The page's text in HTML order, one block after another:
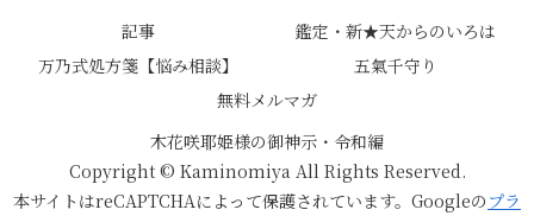
記事
鑑定・新★天からのいろは
万乃式処方箋【悩み相談】
五氣千守り
無料メルマガ
木花咲耶姫様の御神示・令和編
Copyright © Kaminomiya All Rights Reserved.
本サイトはreCAPTCHAによって保護されています。Googleの プラ